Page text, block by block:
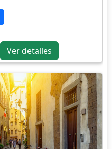
Ver detalles